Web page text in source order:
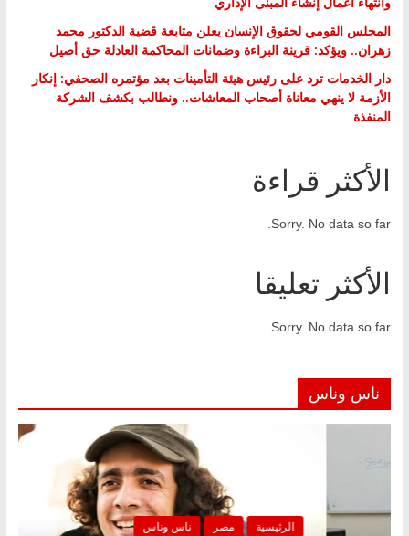
المجلس القومي لحقوق الإنسان يعلن متابعة قضية الدكتور محمد
زهران.. ويؤكد: قرينة البراءة وضمانات المحاكمة العادلة حق أصيل
دار الخدمات ترد على رئيس هيئة التأمينات بعد مؤتمره الصحفي: إنكار
الأزمة لا ينهي معاناة أصحاب المعاشات.. ونطالب بكشف الشركة
المنفذة
الأكثر قراءة
Sorry. No data so far.
الأكثر تعليقا
Sorry. No data so far.
ناس وناس
الرئيسية ناس وناس